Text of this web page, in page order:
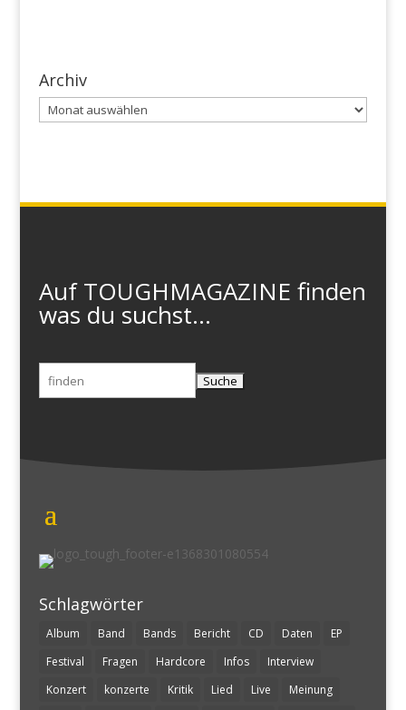
Archiv
Archiv
Auf TOUGHMAGAZINE finden
was du suchst...
Suchen
nach:
Schlagwörter
Album Band Bands Bericht CD Daten
EP
Festival
Fragen Hardcore Infos
Interview
Konzert
konzerte Kritik Lied Live Meinung